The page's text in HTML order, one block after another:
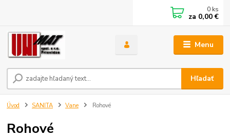
Menu
Hľadať
0 ks
za 0,00 €
Úvod SANITA Vane Rohové
Rohové